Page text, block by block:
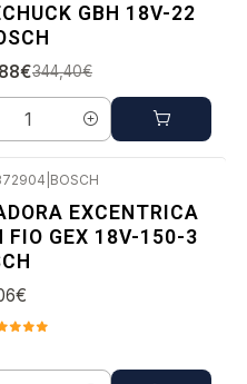
GBH 18V-22
344,40€
BOSCH
EXCENTRICA
FIO GEX 18V-150-3